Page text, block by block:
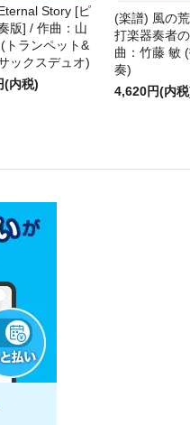
Story [ピ
版] / 作曲：山
トランペット&
ックスデュオ)
(内税)
(楽譜) 風の
打楽器奏者
曲：竹藤 敏
奏)
4,620円(内